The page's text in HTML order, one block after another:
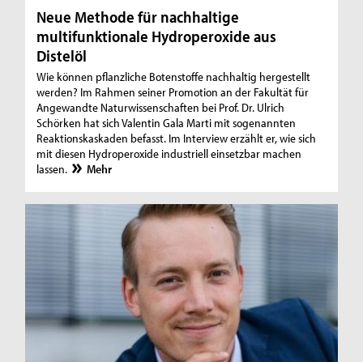
Neue Methode für nachhaltige
multifunktionale Hydroperoxide aus
Distelöl
Wie können pflanzliche Botenstoffe nachhaltig hergestellt
werden? Im Rahmen seiner Promotion an der Fakultät für
Angewandte Naturwissenschaften bei Prof. Dr. Ulrich
Schörken hat sich Valentin Gala Marti mit sogenannten
Reaktionskaskaden befasst. Im Interview erzählt er, wie sich
mit diesen Hydroperoxide industriell einsetzbar machen
lassen.
Mehr